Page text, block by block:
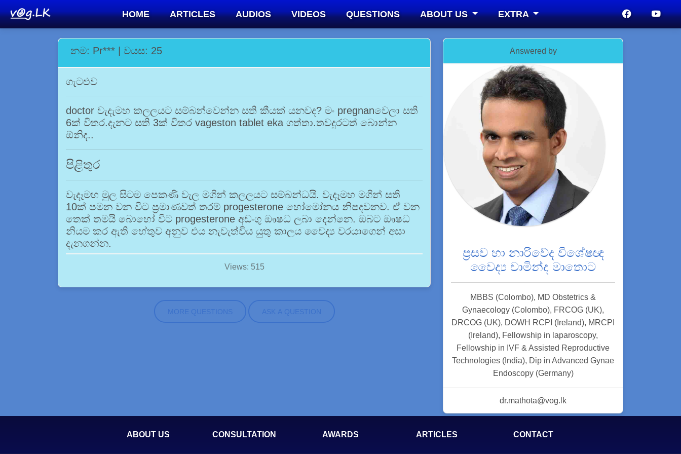
HOME ARTICLES AUDIOS VIDEOS QUESTIONS ABOUT US EXTRA
නම: Pr*** | වයස: 25
ගැටළුව
doctor වැදැමහ කලලයට සම්බන්වෙන්න සති කීයක් යනවද? මං pregnanවෙලා සති
6ක් විතර.දැනට සති 3ක් විතර vageston tablet eka ගත්තා.තවදුරටත් බොන්න
ඕනිද..
පිළිතුර
වැදෑමහ මුල සිටම පෙකණි වැල මගින් කලලයට සම්බන්ධයි. වැදෑමහ මගින් සති
10ක් පමන වන විට ප්‍රමාණවත් තරම් progesterone හෝමෝනය නිපදවනව. ඒ වන
තෙක් තමයි බොහෝ විට progesterone අඩංගු ඖෂධ ලබා දෙන්නෙ. ඔබට ඖෂධ
නියම කර ඇති හේතුව අනුව එය නැවැත්විය යුතු කාලය වෛද්‍ය වරයාගෙන් අසා
දැනගන්න.
Views: 515
MORE QUESTIONS ASK A QUESTION
Answered by
ප්‍රසව හා නාරිවේද විශේෂඥ
වෛද්‍ය චාමින්ද මාතොට
MBBS (Colombo), MD Obstetrics &
Gynaecology (Colombo), FRCOG (UK),
DRCOG (UK), DOWH RCPI (Ireland), MRCPI
(Ireland), Fellowship in laparoscopy,
Fellowship in IVF & Assisted Reproductive
Technologies (India), Dip in Advanced Gynae
Endoscopy (Germany)
dr.mathota@vog.lk
ABOUT US CONSULTATION AWARDS ARTICLES CONTACT